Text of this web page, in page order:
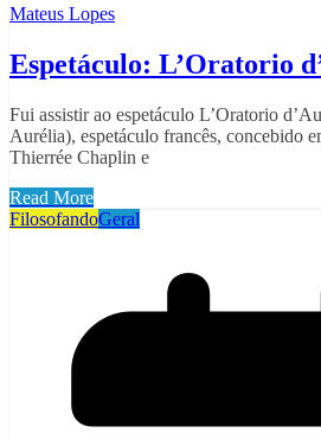
Mateus Lopes
Espetáculo: L’Oratorio
Fui assistir ao espetáculo L’Oratorio
Aurélia), espetáculo francês, concebido
Thierrée Chaplin e
Read More
FilosofandoGeral